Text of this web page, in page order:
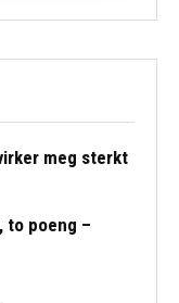
meg sterkt
to poeng –